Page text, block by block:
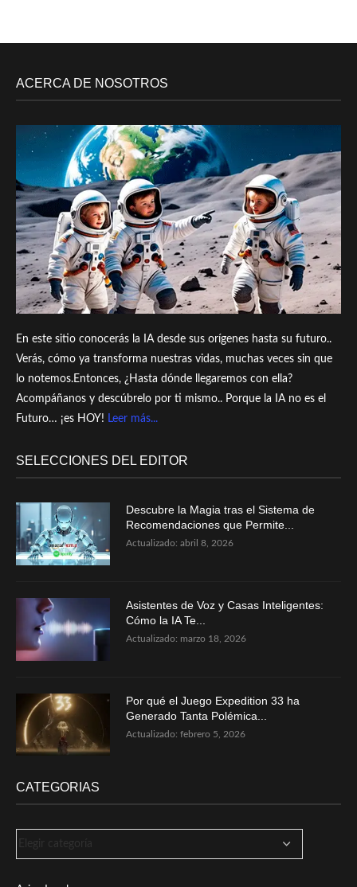
ACERCA DE NOSOTROS
En este sitio conocerás la IA desde sus orígenes hasta su futuro..
Verás, cómo ya transforma nuestras vidas, muchas veces sin que
lo notemos.Entonces, ¿Hasta dónde llegaremos con ella?
Acompáñanos y descúbrelo por ti mismo.. Porque la IA no es el
Futuro… ¡es HOY! Leer más...
SELECCIONES DEL EDITOR
Descubre la Magia tras el Sistema de
Recomendaciones que Permite...
Actualizado: abril 8, 2026
Asistentes de Voz y Casas Inteligentes:
Cómo la IA Te...
Actualizado: marzo 18, 2026
Por qué el Juego Expedition 33 ha
Generado Tanta Polémica...
Actualizado: febrero 5, 2026
CATEGORIAS